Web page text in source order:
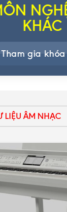
KHÁC
Tham gia
LIỆU ÂM NHẠC